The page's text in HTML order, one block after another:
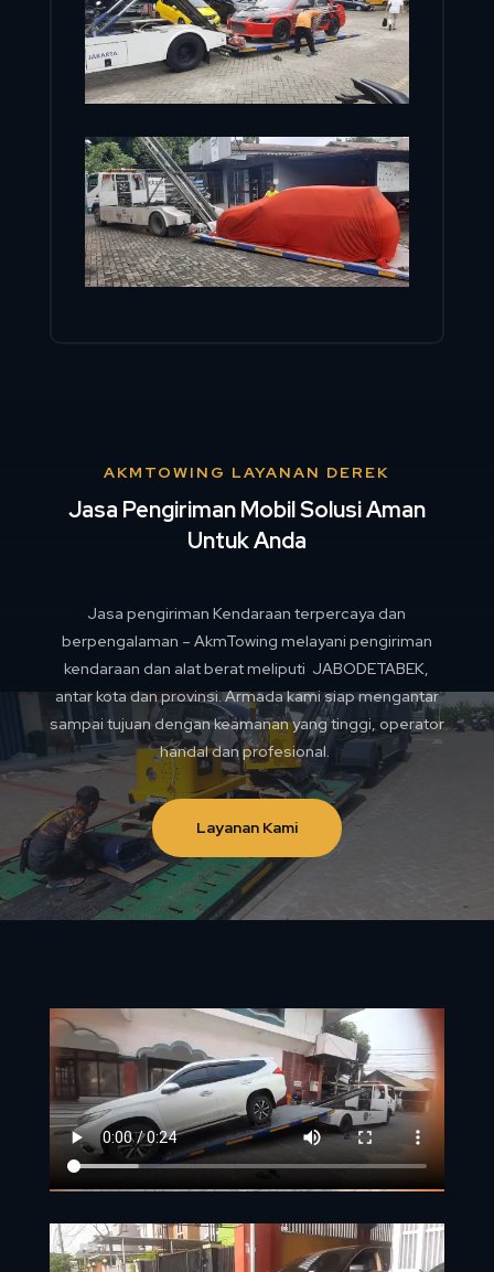
AKMTOWING LAYANAN DEREK
Jasa Pengiriman Mobil Solusi Aman
Untuk Anda
Jasa pengiriman Kendaraan terpercaya dan
berpengalaman – AkmTowing melayani pengiriman
kendaraan dan alat berat meliputi JABODETABEK,
antar kota dan provinsi. Armada kami siap mengantar
sampai tujuan dengan keamanan yang tinggi, operator
handal dan profesional.
Layanan Kami